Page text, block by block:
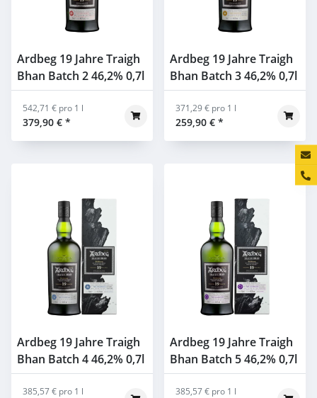
Ardbeg 19 Jahre Traigh
Bhan Batch 2 46,2% 0,7l
379,90 € *
542,71 € pro 1 l
Ardbeg 19 Jahre Traigh
Bhan Batch 3 46,2% 0,7l
259,90 € *
371,29 € pro 1 l
Ardbeg 19 Jahre Traigh
Bhan Batch 4 46,2% 0,7l
385,57 € pro 1 l
Ardbeg 19 Jahre Traigh
Bhan Batch 5 46,2% 0,7l
385,57 € pro 1 l